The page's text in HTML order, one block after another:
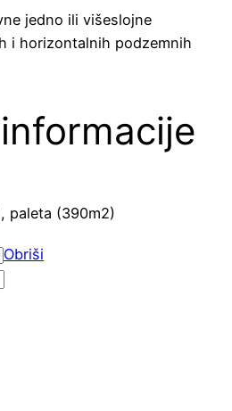
jedno ili višeslojne
i horizontalnih podzemnih
paleta (390m2)
Obriši